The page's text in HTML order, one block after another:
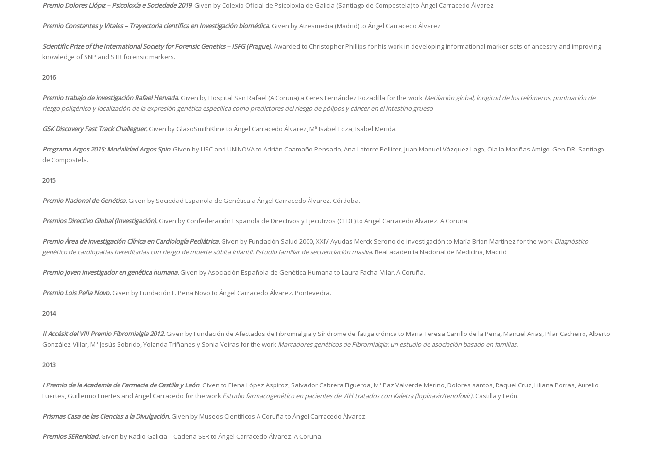
Premio Dolores Llópiz – Psicoloxía e Sociedade 2019. Given by Colexio Oficial de Psicoloxía de Galicia (Santiago de Compostela) to Ángel Carracedo Álvarez
Premio Constantes y Vitales – Trayectoria científica en Investigación biomédica. Given by Atresmedia (Madrid) to Ángel Carracedo Álvarez
Scientific Prize of the International Society for Forensic Genetics – ISFG (Prague).Awarded to Christopher Phillips for his work in developing informational marker sets of ancestry and improving
knowledge of SNP and STR forensic markers.
2016
Premio trabajo de investigación Rafael Hervada. Given by Hospital San Rafael (A Coruña) a Ceres Fernández Rozadilla for the work Metilación global, longitud de los telómeros, puntuación de
riesgo poligénico y localización de la expresión genética específica como predictores del riesgo de pólipos y cáncer en el intestino grueso
GSK Discovery Fast Track Challeguer. Given by GlaxoSmithKline to Ángel Carracedo Álvarez, Mª Isabel Loza, Isabel Merida.
Programa Argos 2015: Modalidad Argos Spin. Given by USC and UNINOVA to Adrián Caamaño Pensado, Ana Latorre Pellicer, Juan Manuel Vázquez Lago, Olalla Mariñas Amigo. Gen-DR. Santiago
de Compostela.
2015
Premio Nacional de Genética. Given by Sociedad Española de Genética a Ángel Carracedo Álvarez. Córdoba.
Premios Directivo Global (Investigación). Given by Confederación Española de Directivos y Ejecutivos (CEDE) to Ángel Carracedo Álvarez. A Coruña.
Premio Área de investigación Clínica en Cardiología Pediátrica. Given by Fundación Salud 2000, XXIV Ayudas Merck Serono de investigación to María Brion Martínez for the work Diagnóstico
genético de cardiopatías hereditarias con riesgo de muerte súbita infantil. Estudio familiar de secuenciación masiva. Real academia Nacional de Medicina, Madrid
Premio joven investigador en genética humana. Given by Asociación Española de Genética Humana to Laura Fachal Vilar. A Coruña.
Premio Lois Peña Novo. Given by Fundación L. Peña Novo to Ángel Carracedo Álvarez. Pontevedra.
2014
II Accésit del VIII Premio Fibromialgia 2012. Given by Fundación de Afectados de Fibromialgia y Síndrome de fatiga crónica to Maria Teresa Carrillo de la Peña, Manuel Arias, Pilar Cacheiro, Alberto
González-Villar, Mª Jesús Sobrido, Yolanda Triñanes y Sonia Veiras for the work Marcadores genéticos de Fibromialgia: un estudio de asociación basado en familias.
2013
I Premio de la Academia de Farmacia de Castilla y León. Given to Elena López Aspiroz, Salvador Cabrera Figueroa, Mª Paz Valverde Merino, Dolores santos, Raquel Cruz, Liliana Porras, Aurelio
Fuertes, Guillermo Fuertes and Ángel Carracedo for the work Estudio farmacogenético en pacientes de VIH tratados con Kaletra (lopinavir/tenofovir). Castilla y León.
Prismas Casa de las Ciencias a la Divulgación. Given by Museos Cientificos A Coruña to Ángel Carracedo Álvarez.
Premios SERenidad. Given by Radio Galicia – Cadena SER to Ángel Carracedo Álvarez. A Coruña.